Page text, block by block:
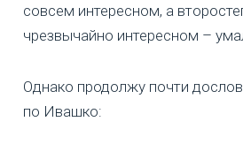
совсем интересном, а
чрезвычайно интересном –
Однако продолжу почти
по Ивашко: